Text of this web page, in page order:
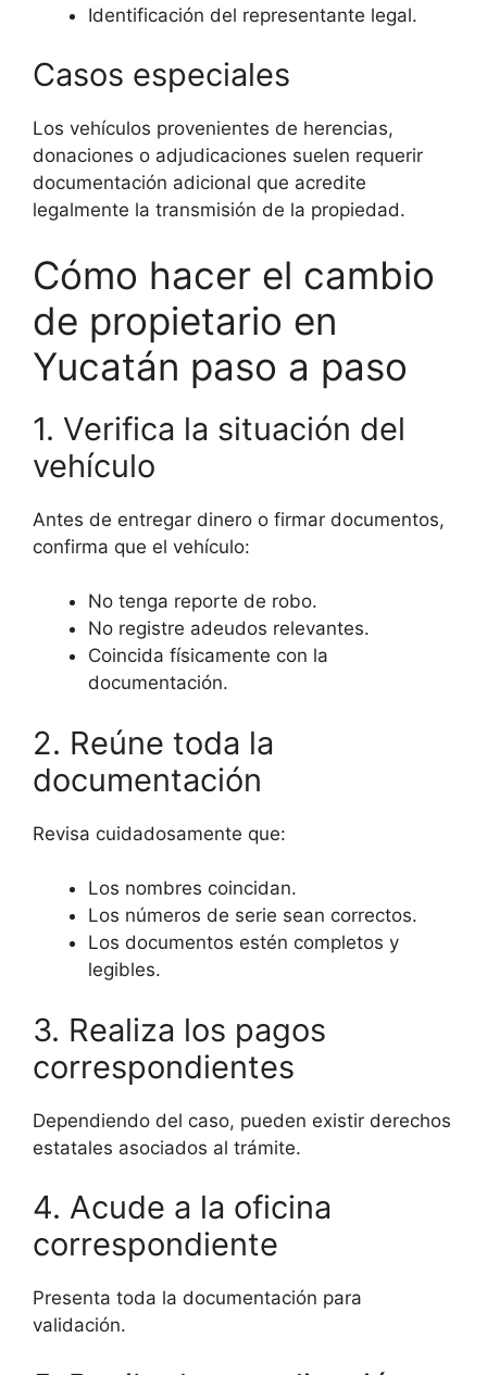
Identificación del representante legal.
Casos especiales
Los vehículos provenientes de herencias,
donaciones o adjudicaciones suelen requerir
documentación adicional que acredite
legalmente la transmisión de la propiedad.
Cómo hacer el cambio
de propietario en
Yucatán paso a paso
1. Verifica la situación del
vehículo
Antes de entregar dinero o firmar documentos,
confirma que el vehículo:
No tenga reporte de robo.
No registre adeudos relevantes.
Coincida físicamente con la
documentación.
2. Reúne toda la
documentación
Revisa cuidadosamente que:
Los nombres coincidan.
Los números de serie sean correctos.
Los documentos estén completos y
legibles.
3. Realiza los pagos
correspondientes
Dependiendo del caso, pueden existir derechos
estatales asociados al trámite.
4. Acude a la oficina
correspondiente
Presenta toda la documentación para
validación.